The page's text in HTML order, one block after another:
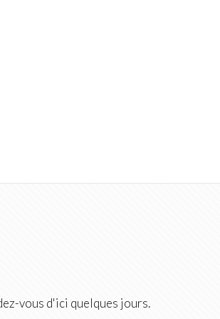
vous d'ici quelques jours.